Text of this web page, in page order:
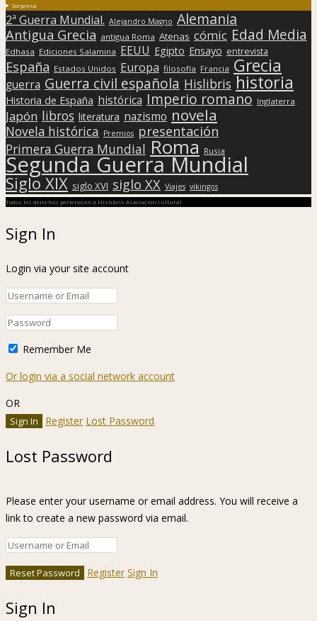
Sorpresa
2ª Guerra Mundial. Alejandro Magno Alemania
Antigua Grecia antigua Roma Atenas cómic Edad Media
Edhasa Ediciones Salamina EEUU Egipto Ensayo entrevista
España Estados Unidos Europa filosofía Francia Grecia
guerra Guerra civil española Hislibris historia
Historia de España histórica Imperio romano Inglaterra
Japón libros literatura nazismo novela
Novela histórica Premios presentación
Primera Guerra Mundial Roma Rusia
Segunda Guerra Mundial
Siglo XIX siglo XVI siglo XX Viajes vikingos
Todos los derechos pertenecen a Hislibris Asociación cultural
Sign In
Login via your site account
Remember Me
Or login via a social network account
OR
Register Lost Password
Lost Password
Please enter your username or email address. You will receive a
link to create a new password via email.
Register Sign In
Sign In